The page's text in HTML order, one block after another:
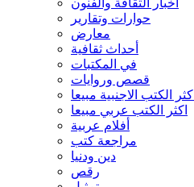
أخبار الثقافة والفنون
حوارات وتقارير
معارض
أحداث ثقافية
في المكتبات
قصص وروايات
اكثر الكتب الاجنبية مبيعا
اكثر الكتب عربي مبيعا
أفلام عربية
مراجعة كتب
دين ودنيا
رقص